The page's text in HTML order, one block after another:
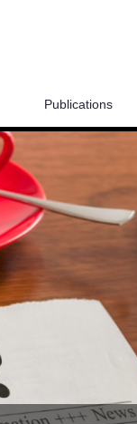
Publications